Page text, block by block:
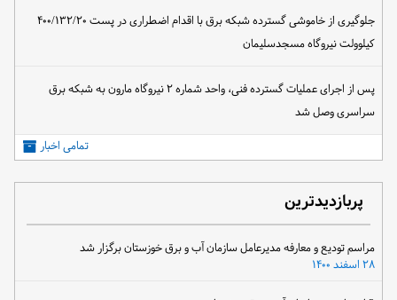
جلوگیری از خاموشی گسترده شبکه برق با اقدام اضطراری در پست ۴۰۰/۱۳۲/۲۰
کیلوولت نیروگاه مسجدسلیمان
پس از اجرای عملیات گسترده فنی، واحد شماره ۲ نیروگاه مارون به شبکه برق
سراسری وصل شد
تمامی اخبار
پربازدیدترین
مراسم تودیع و معارفه مدیرعامل سازمان آب و برق خوزستان برگزار شد
۲۸ اسفند ۱۴۰۰